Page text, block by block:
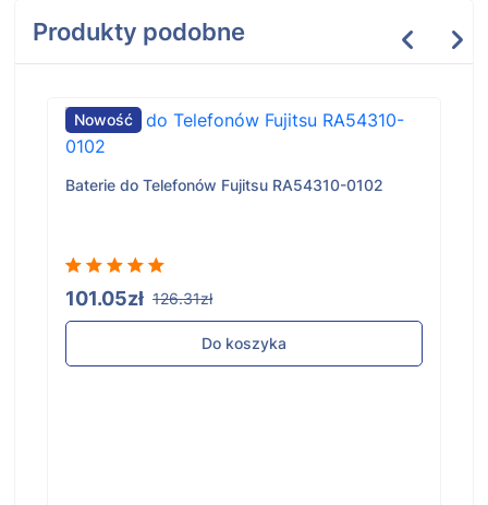
Produkty podobne
Nowość
Baterie do Telefonów Fujitsu RA54310-0102
101.05zł 126.31zł
Do koszyka